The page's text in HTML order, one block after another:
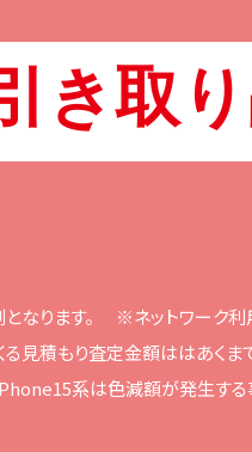
き取
なります。
※ネットワーク利
る⾒積もり査定⾦額ははあく
系は⾊減額が発⽣する